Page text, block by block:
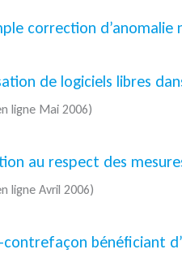
correction
de logiciels libres
ligne Mai 2006)
au respect des
ligne Avril 2006)
contrefaçon bénéficiant